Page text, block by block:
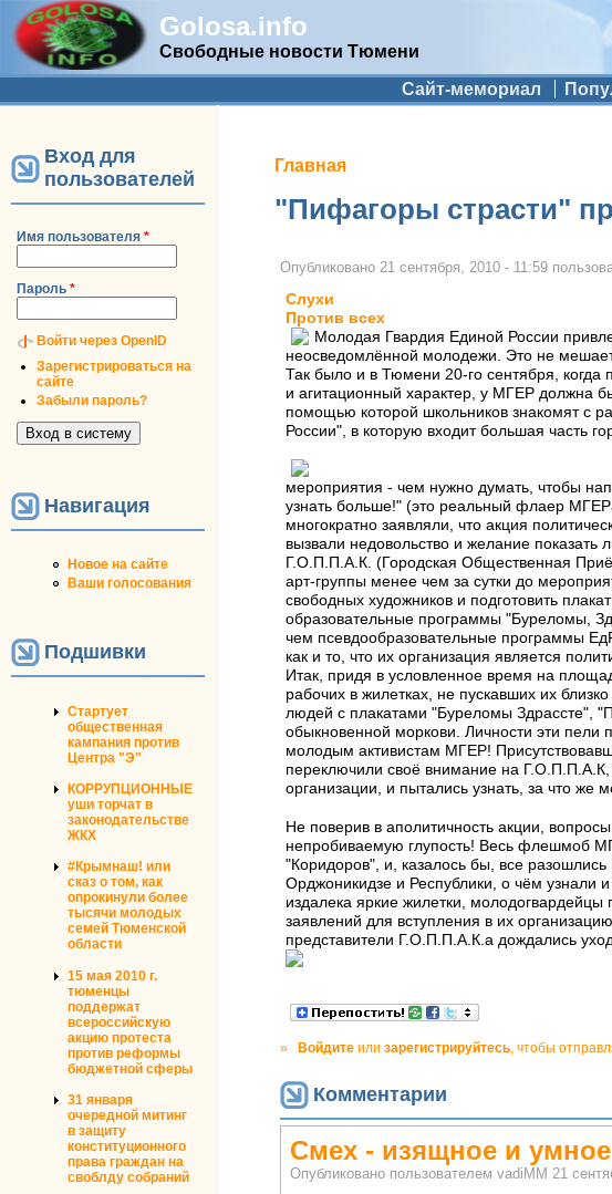
Golosa.info
Свободные новости Тюмени
Дополнительное меню Сайт-мемориал
Вход для
пользователей
Имя пользователя *
Пароль *
Войти через OpenID
Зарегистрироваться на
сайте
Забыли пароль?
Навигация
Новое на сайте
Ваши голосования
Подшивки
Стартует
общественная
кампания против
Центра "Э"
КОРРУПЦИОННЫЕ
уши торчат в
законодательстве
ЖКХ
#Крымнаш! или
сказ о том, как
опрокинули более
тысячи молодых
семей Тюменской
области
15 мая 2010 г.
тюменцы
поддержат
всероссийскую
акцию протеста
против реформы
бюджетной сферы
31 января
очередной митинг
в защиту
конституционного
права граждан на
своблду собраний
Вы здесь
Главная
"Пифагоры страсти"
Опубликовано 21 сентября, 2010 - 11:59
Слухи
Против всех
Молодая Гвардия Единой России
неосведомлённой молодежи. Это не
Так было и в Тюмени 20-го сентября,
и агитационный характер, у МГЕР должна
помощью которой школьников знакомят с
России", в которую входит большая часть
мероприятия - чем нужно думать, чтобы
узнать больше!" (это реальный флаер
многократно заявляли, что акция
вызвали недовольство и желание
Г.О.П.П.А.К. (Городская Общественная
арт-группы менее чем за сутки до
свободных художников и подготовить
образовательные программы "Буреломы,
чем псевдообразовательные программы
как и то, что их организация является
Итак, придя в условленное время на
рабочих в жилетках, не пускавших их
людей с плакатами "Буреломы Здрассте",
обыкновенной моркови. Личности эти
молодым активистам МГЕР!
переключили своё внимание на Г.О.П.П.А.К,
организации, и пытались узнать, за что
Не поверив в аполитичность акции,
непробиваемую глупость! Весь флешмоб
"Коридоров", и, казалось бы, все
Орджоникидзе и Республики, о чём узнали
издалека яркие жилетки,
заявлений для вступления в их
представители Г.О.П.П.А.К.а дождались
» Войдите или зарегистрируйтесь, чтобы
Комментарии
Смех - изящное и
Опубликовано пользователем vadiMM 21